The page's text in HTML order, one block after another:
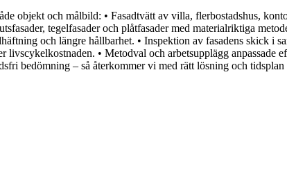
objekt och målbild: • Fasadtvätt av villa, flerbostadshus,
tegelfasader och plåtfasader med materialriktiga
och längre hållbarhet. • Inspektion av fasadens skick i
livscykelkostnaden. • Metodval och arbetsupplägg
bedömning – så återkommer vi med rätt lösning och